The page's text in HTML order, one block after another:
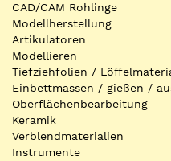
CAD/CAM Rohlinge
Modellherstellung
Artikulatoren
Modellieren
Tiefziehfolien /
Einbettmassen / gießen /
Oberflächenbearbeitung
Keramik
Verblendmaterialien
Instrumente